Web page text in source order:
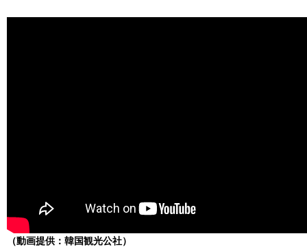
（動画提供：韓国観光公社）